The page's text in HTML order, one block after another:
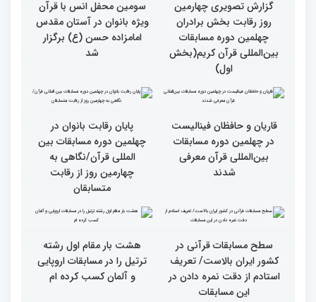
روز چهارم چهلمین دوره
مسابقات بین المللی قرآن
کریم
روز رقابت بخش برادران
چهلمین دوره مسابقات
بین‌المللی قرآن کریم(بخش
دوم)
روز رقابت بخش برادران
چهلمین دوره مسابقات
بین‌المللی قرآن کریم(بخش
اول)
ویژه بانوان در آستان مقدس
امامزاده حسن (ع) برگزار
شد
در چهلمین دوره مسابقات
بین‌المللی قرآن معرفی
شدند
چهلمین دوره مسابقات بین
المللی قرآن/نگاهی به
چهارمین روز از رقابت